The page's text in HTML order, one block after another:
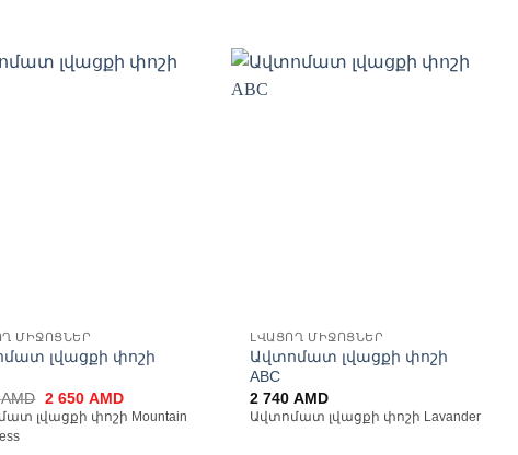
ՄԻՋՈՑՆԵՐ
լվացքի փոշի
AMD Original
price
was:
2 650 AMDCurrent
price
is:
լվացքի փոշի Mountain
ԼՎԱՑՈՂ ՄԻՋՈՑՆԵՐ
Ավտոմատ լվացքի փոշի
ABC
2 740AMD
Ավտոմատ լվացքի փոշի Lavander